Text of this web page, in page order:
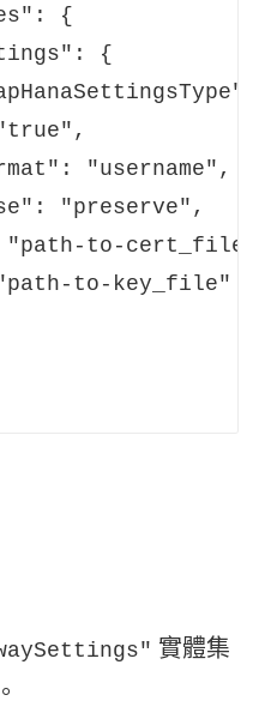
{
實體集